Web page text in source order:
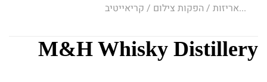
אריזות / הפקות צילום / קריאייטיב...
M&H Whisky Distillery